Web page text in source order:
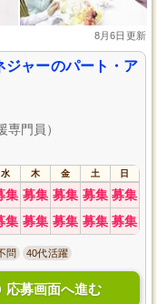
8月6日更新
ジャーのパート・ア
門員）
水 木 金 土 日
集 募集 募集 募集 募集
集 募集 募集 募集 募集
問 40代活躍
応募画面へ進む